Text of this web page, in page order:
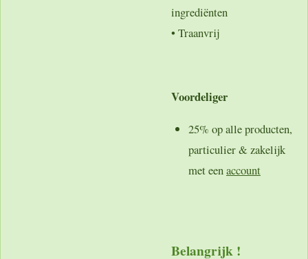
ingrediënten
• Traanvrij
Voordeliger
25% op alle producten,
particulier & zakelijk
met eenaccount
Belangrijk !